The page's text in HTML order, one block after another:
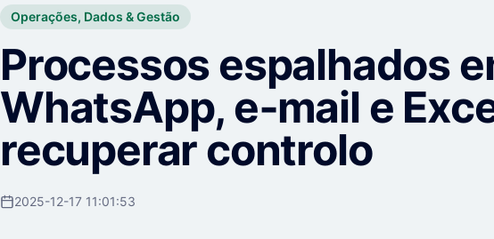
Operações, Dados & Gestão
Processos espalhados
WhatsApp, e‑mail e
recuperar controlo
2025-12-17 11:01:53